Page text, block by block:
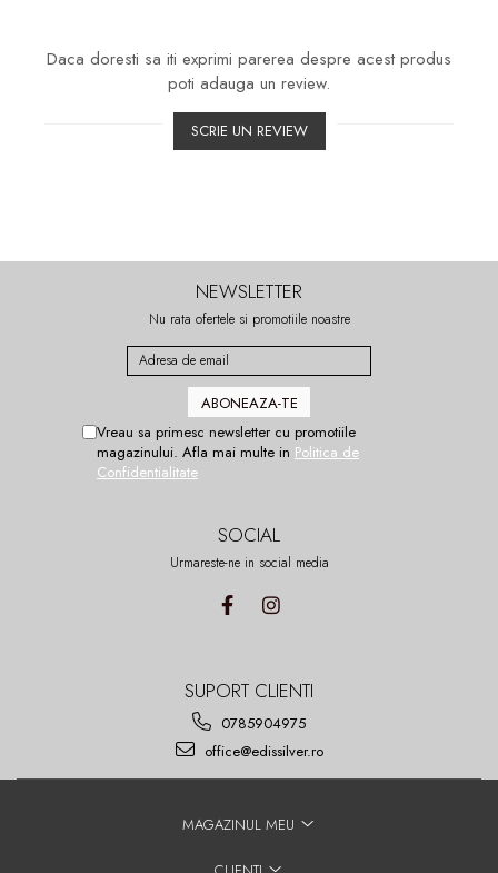
Daca doresti sa iti exprimi parerea despre acest produs
poti adauga un review.
SCRIE UN REVIEW
NEWSLETTER
Nu rata ofertele si promotiile noastre
Vreau sa primesc newsletter cu promotiile
magazinului. Afla mai multe in Politica de
Confidentialitate
SOCIAL
Urmareste-ne in social media
SUPORT CLIENTI
0785904975
office@edissilver.ro
MAGAZINUL MEU